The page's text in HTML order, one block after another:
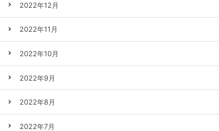
2022年12月
2022年11月
2022年10月
2022年9月
2022年8月
2022年7月